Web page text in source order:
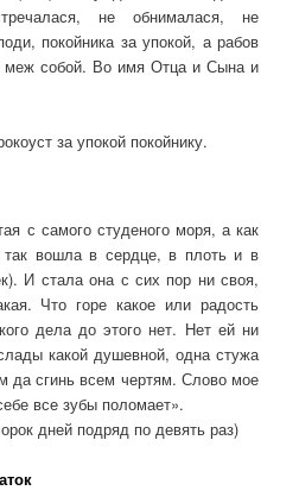
не обнималася, не
покойника за упокой, а рабов
меж собой. Во имя Отца и Сына и
за упокой покойнику.
с самого студеного моря, а как
вошла в сердце, в плоть и в
И стала она с сих пор ни своя,
Что горе какое или радость
дела до этого нет. Нет ей ни
какой душевной, одна стужа
да сгинь всем чертям. Слово мое
все зубы поломает».
дней подряд по девять раз)